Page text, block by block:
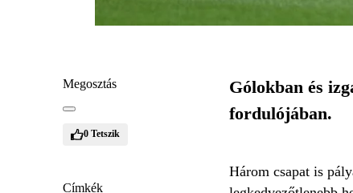
Megosztás
0 Tetszik
Címkék
Gólokban és
fordulójában.
Három csapat is